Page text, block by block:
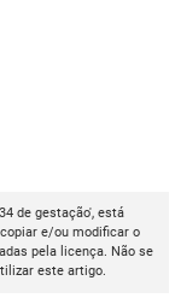
de gestação', está
e/ou modificar o
pela licença. Não se
este artigo.